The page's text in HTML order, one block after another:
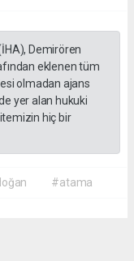
Demirören
eklenen tüm
olmadan ajans
yer alan hukuki
hiç bir
#atama